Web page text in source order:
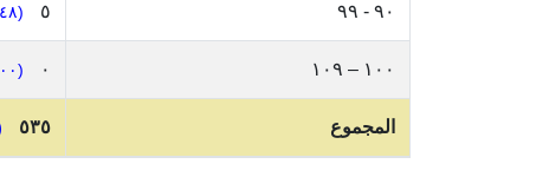
٩٠ - ٩٩ ٥ (٠.٤٨%)
١٠٠ – ١٠٩ ٠ (٠.٠٠%)
المجموع ٥٣٥